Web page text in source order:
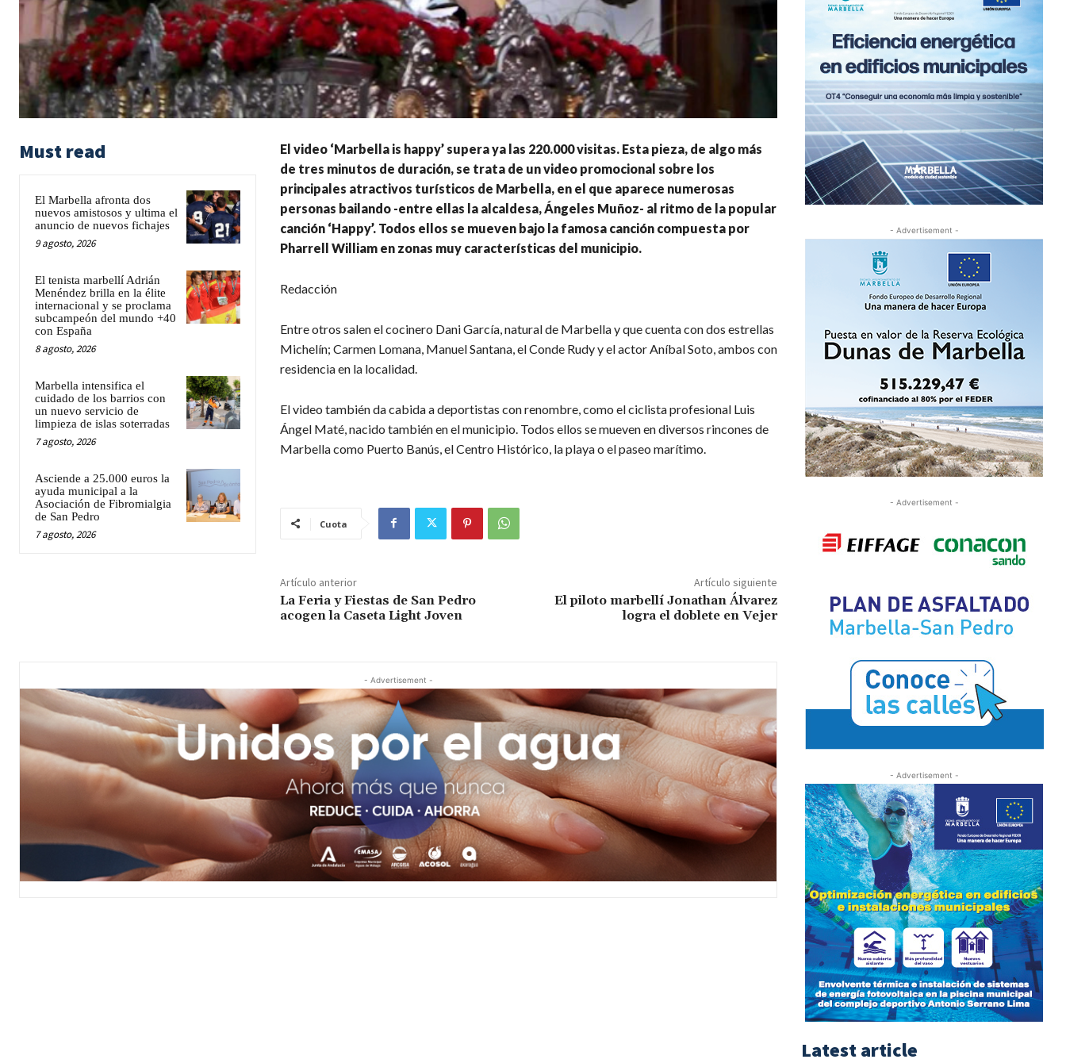
Must read
El Marbella afronta dos
nuevos amistosos y ultima el
anuncio de nuevos fichajes
9 agosto, 2026
El tenista marbellí Adrián
Menéndez brilla en la élite
internacional y se proclama
subcampeón del mundo +40
con España
8 agosto, 2026
Marbella intensifica el
cuidado de los barrios con
un nuevo servicio de
limpieza de islas soterradas
7 agosto, 2026
Asciende a 25.000 euros la
ayuda municipal a la
Asociación de Fibromialgia
de San Pedro
7 agosto, 2026
El video ‘Marbella is happy’ supera ya las 220.000 visitas. Esta pieza, de algo más
de tres minutos de duración, se trata de un video promocional sobre los
principales atractivos turísticos de Marbella, en el que aparece numerosas
personas bailando -entre ellas la alcaldesa, Ángeles Muñoz- al ritmo de la popular
canción ‘Happy’. Todos ellos se mueven bajo la famosa canción compuesta por
Pharrell William en zonas muy características del municipio.
Redacción
Entre otros salen el cocinero Dani García, natural de Marbella y que cuenta con dos estrellas
Michelín; Carmen Lomana, Manuel Santana, el Conde Rudy y el actor Aníbal Soto, ambos con
residencia en la localidad.
El video también da cabida a deportistas con renombre, como el ciclista profesional Luis
Ángel Maté, nacido también en el municipio. Todos ellos se mueven en diversos rincones de
Marbella como Puerto Banús, el Centro Histórico, la playa o el paseo marítimo.
Cuota
Artículo anterior
La Feria y Fiestas de San Pedro
acogen la Caseta Light Joven
Artículo siguiente
El piloto marbellí Jonathan Álvarez
logra el doblete en Vejer
- Advertisement -
- Advertisement -
- Advertisement -
- Advertisement -
Latest article